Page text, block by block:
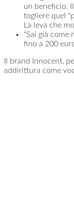
un beneficio.
togliere quel
La leva che
“Sai già come
fino a 200 euro
Il brand Innocent,
addirittura come